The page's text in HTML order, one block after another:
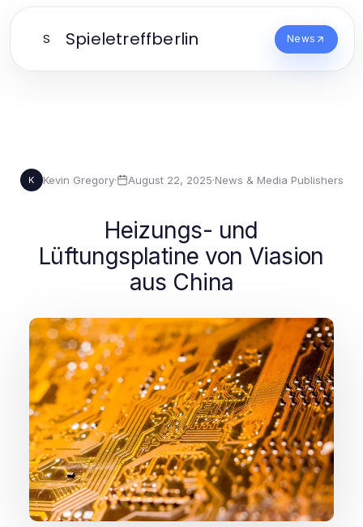
S Spieletreffberlin News
K Kevin Gregory· August 22, 2025·News & Media Publishers
Heizungs- und
Lüftungsplatine von Viasion
aus China